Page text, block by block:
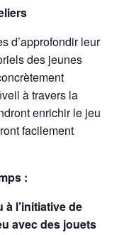
d’approfondir leur
des jeunes
à travers la
enrichir le jeu
facilement
:
l’initiative de
avec des jouets